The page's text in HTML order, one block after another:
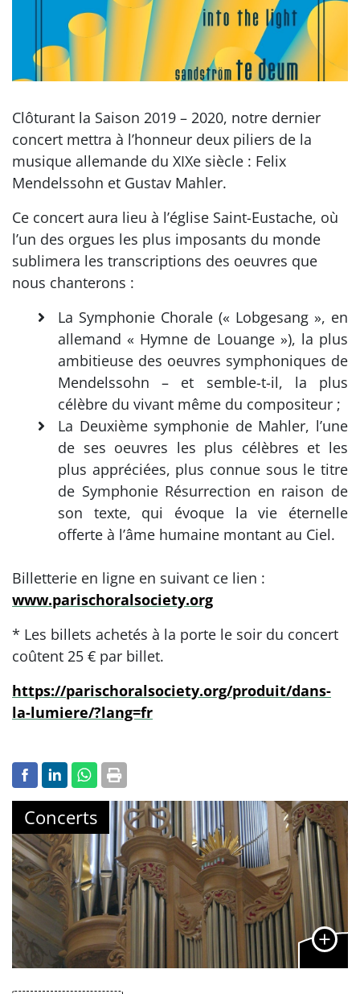
Clôturant la Saison 2019 – 2020, notre dernier
concert mettra à l’honneur deux piliers de la
musique allemande du XIXe siècle : Felix
Mendelssohn et Gustav Mahler.
Ce concert aura lieu à l’église Saint-Eustache, où
l’un des orgues les plus imposants du monde
sublimera les transcriptions des oeuvres que
nous chanterons :
La Symphonie Chorale (« Lobgesang », en
allemand « Hymne de Louange »), la plus
ambitieuse des oeuvres symphoniques de
Mendelssohn – et semble-t-il, la plus
célèbre du vivant même du compositeur ;
La Deuxième symphonie de Mahler, l’une
de ses oeuvres les plus célèbres et les
plus appréciées, plus connue sous le titre
de Symphonie Résurrection en raison de
son texte, qui évoque la vie éternelle
offerte à l’âme humaine montant au Ciel.
Billetterie en ligne en suivant ce lien :
www.parischoralsociety.org
* Les billets achetés à la porte le soir du concert
coûtent 25 € par billet.
https://parischoralsociety.org/produit/dans-
la-lumiere/?lang=fr
Concerts